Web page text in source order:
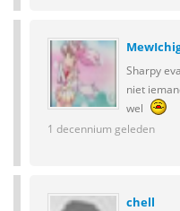
Sharpy
niet
wel
1 decennium geleden
chell